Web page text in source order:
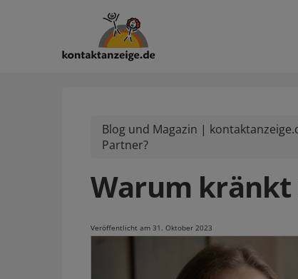
Blog und Magazin |
Partner?
Warum kränkt
Veröffentlicht am 31. Oktober 2023